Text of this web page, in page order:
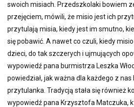
swoich misiach. Przedszkolaki bowiem
przejęciem, mówili, że misio jest ich
przytulają misia, kiedy jest im smutno,
się pobawić. A nawet co czuli, kiedy
dzieci, do tak szczerych i ujmujących
wypowiedź pana burmistrza Leszka
powiedział, jak ważna dla każdego z nas
przytulanka. Tradycją stała się również
wypowiedź pana Krzysztofa Matczuka,